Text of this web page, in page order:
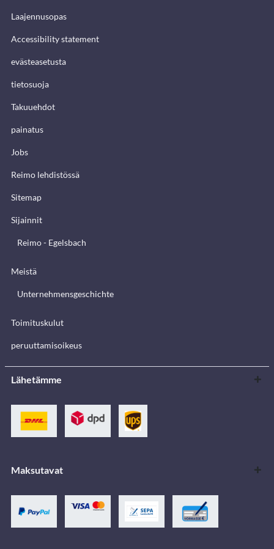
Laajennusopas
Accessibility statement
evästeasetusta
tietosuoja
Takuuehdot
painatus
Jobs
Reimo lehdistössä
Sitemap
Sijainnit
Reimo - Egelsbach
Meistä
Unternehmensgeschichte
Toimituskulut
peruuttamisoikeus
Lähetämme
Maksutavat